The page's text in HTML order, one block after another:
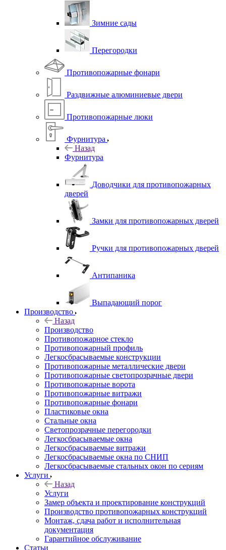
Зимние сады
Перегородки
Противопожарные фонари
Раздвижные алюминиевые двери
Противопожарные люки
Фурнитура
Назад
Фурнитура
Доводчики для противопожарных
дверей
Замки для противопожарных дверей
Ручки для противопожарных дверей
Антипаника
Выпадающий порог
Производство
Назад
Производство
Противопожарное стекло
Противопожарный профиль
Легкосбрасываемые конструкции
Противопожарные металлические двери
Противопожарные светопрозрачные двери
Противопожарные ворота
Противопожарные витражи
Противопожарные фонари
Пластиковые окна
Стальные окна
Светопрозрачные перегородки
Легкосбрасываемые окна
Легкосбрасываемые витражи
Легкосбрасываемые окна по СНИП
Легкосбрасываемые стальных окон по сериям
Услуги
Назад
Услуги
Замер объекта и проектирование конструкций
Производство противопожарных конструкций
Монтаж, сдача работ и исполнительная
документация
Гарантийное обслуживание
Статьи